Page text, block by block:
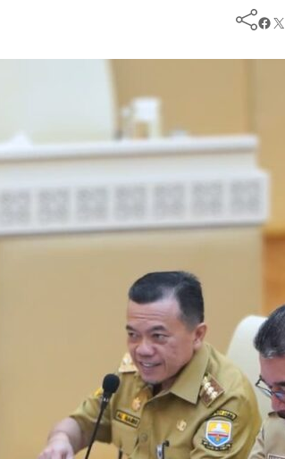
Facebook Twitter